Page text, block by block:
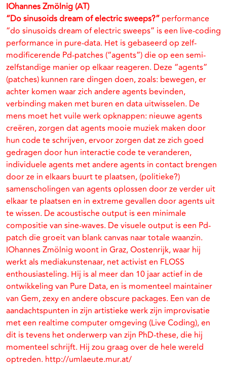
IOhannes Zmölnig (AT)
“Do sinusoids dream of electric sweeps?” performance
“do sinusoids dream of electric sweeps” is een live-coding
performance in pure-data. Het is gebaseerd op zelf-
modificerende Pd-patches (“agents”) die op een semi-
zelfstandige manier op elkaar reageren. Deze “agents”
(patches) kunnen rare dingen doen, zoals: bewegen, er
achter komen waar zich andere agents bevinden,
verbinding maken met buren en data uitwisselen. De
mens moet het vuile werk opknappen: nieuwe agents
creëren, zorgen dat agents mooie muziek maken door
hun code te schrijven, ervoor zorgen dat ze zich goed
gedragen door hun interactie code te veranderen,
individuele agents met andere agents in contact brengen
door ze in elkaars buurt te plaatsen, (politieke?)
samenscholingen van agents oplossen door ze verder uit
elkaar te plaatsen en in extreme gevallen door agents uit
te wissen. De acoustische output is een minimale
compositie van sine-waves. De visuele output is een Pd-
patch die groeit van blank canvas naar totale waanzin.
IOhannes Zmölnig woont in Graz, Oostenrijk, waar hij
werkt als mediakunstenaar, net activist en FLOSS
enthousiasteling. Hij is al meer dan 10 jaar actief in de
ontwikkeling van Pure Data, en is momenteel maintainer
van Gem, zexy en andere obscure packages. Een van de
aandachtspunten in zijn artistieke werk zijn improvisatie
met een realtime computer omgeving (Live Coding), en
dit is tevens het onderwerp van zijn PhD-these, die hij
momenteel schrijft. Hij zou graag over de hele wereld
optreden. http://umlaeute.mur.at/